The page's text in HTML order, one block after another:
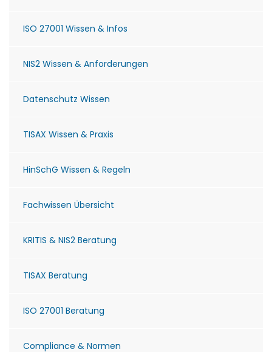
ISO 27001 Wissen & Infos
NIS2 Wissen & Anforderungen
Datenschutz Wissen
TISAX Wissen & Praxis
HinSchG Wissen & Regeln
Fachwissen Übersicht
KRITIS & NIS2 Beratung
TISAX Beratung
ISO 27001 Beratung
Compliance & Normen